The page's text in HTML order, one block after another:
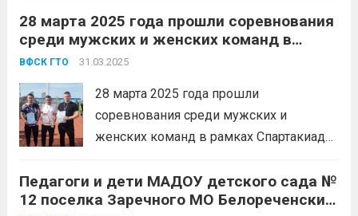
по Краснодарскому краю выполнили
нормативы ВФСК «Готов к труду и
обороне»! Участницы прошли
возрастной ступени. Мы увидели
невероятные усилия...
28 марта 2025 года прошли соревнования
среди мужских и женских команд в
рамках Спартакиады предприятий,
Белореченский район, включающие в
себя выполнение нормативов ВФСК ГТО.
ВФСК ГТО 31.03.2025
28 марта 2025 года прошли
соревнования среди мужских и
женских команд в рамках Спартакиады
МО Белореченский район, включающие
в себя выполнение нормативов ВФСК
Педагоги и дети МАДОУ детского сада №
12 поселка Заречного МО Белореченский